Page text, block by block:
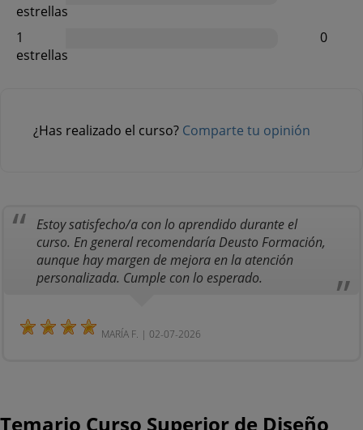
estrellas
1
estrellas
0
¿Has realizado el curso? Comparte tu opinión
Estoy satisfecho/a con lo aprendido durante el
curso. En general recomendaría Deusto Formación,
aunque hay margen de mejora en la atención
personalizada. Cumple con lo esperado.
MARÍA F. | 02-07-2026
Temario Curso Superior de Diseño